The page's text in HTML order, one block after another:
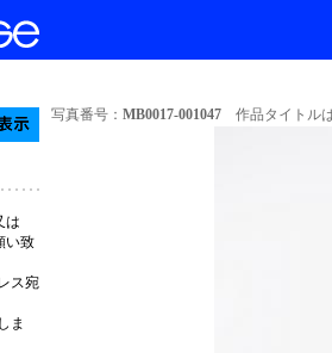
は
い致
ス宛
ま
写真番号： MB0017-001047 作品タイトル